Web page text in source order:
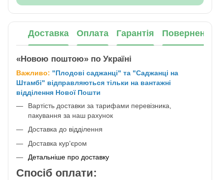
Доставка Оплата Гарантія Повернення
«Новою поштою» по Україні
Важливо: "Плодові саджанці" та "Саджанці на
Штамбі" відправляються тільки на вантажні
відділення Нової Пошти
Вартість доставки за тарифами перевізника,
пакування за наш рахунок
Доставка до відділення
Доставка кур'єром
Детальніше про доставку
Спосіб оплати: